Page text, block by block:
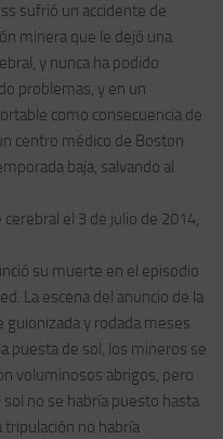
sufrió un accidente de
minera que le dejó una
y nunca ha podido
problemas, y en un
como consecuencia de
centro médico de Boston
baja, salvando al
el 3 de julio de 2014,
su muerte en el episodio
La escena del anuncio de la
y rodada meses
puesta de sol, los mineros se
voluminosos abrigos, pero
no se habría puesto hasta
tripulación no habría